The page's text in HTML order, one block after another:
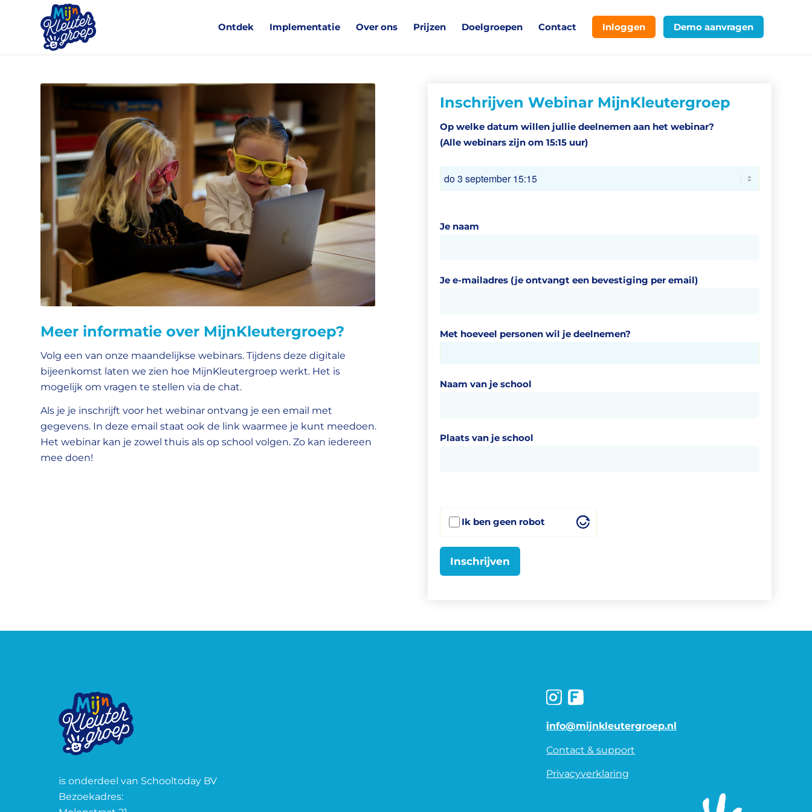
Ontdek Implementatie Over ons Prijzen Doelgroepen Contact Inloggen Demo aanvragen
Meer informatie over MijnKleutergroep?
Volg een van onze maandelijkse webinars. Tijdens deze digitale
bijeenkomst laten we zien hoe MijnKleutergroep werkt. Het is
mogelijk om vragen te stellen via de chat.
Als je je inschrijft voor het webinar ontvang je een email met
gegevens. In deze email staat ook de link waarmee je kunt meedoen.
Het webinar kan je zowel thuis als op school volgen. Zo kan iedereen
mee doen!
Inschrijven Webinar MijnKleutergroep
Op welke datum willen jullie deelnemen aan het webinar?
(Alle webinars zijn om 15:15 uur)
Je naam
Je e-mailadres (je ontvangt een bevestiging per email)
Met hoeveel personen wil je deelnemen?
Naam van je school
Plaats van je school
Ik ben geen robot
is onderdeel van Schooltoday BV
Bezoekadres:
info@mijnkleutergroep.nl
Contact & support
Privacyverklaring